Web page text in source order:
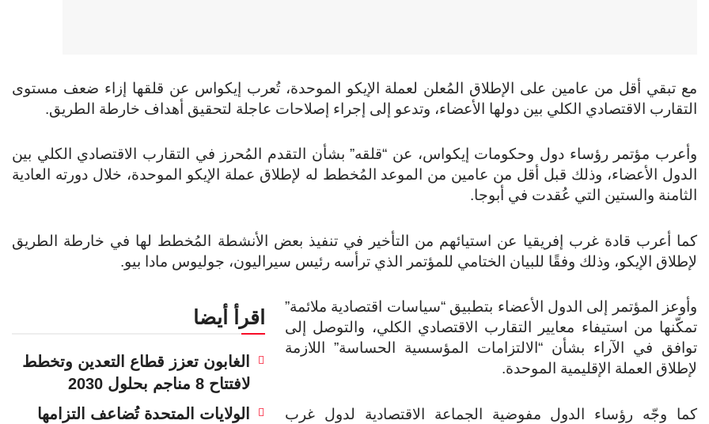
مع تبقي أقل من عامين على الإطلاق المُعلن لعملة الإيكو الموحدة، تُعرب إيكواس عن قلقها إزاء ضعف مستوى
التقارب الاقتصادي الكلي بين دولها الأعضاء، وتدعو إلى إجراء إصلاحات عاجلة لتحقيق أهداف خارطة الطريق.
وأعرب مؤتمر رؤساء دول وحكومات إيكواس، عن “قلقه” بشأن التقدم المُحرز في التقارب الاقتصادي الكلي بين
الدول الأعضاء، وذلك قبل أقل من عامين من الموعد المُخطط له لإطلاق عملة الإيكو الموحدة، خلال دورته العادية
الثامنة والستين التي عُقدت في أبوجا.
كما أعرب قادة غرب إفريقيا عن استيائهم من التأخير في تنفيذ بعض الأنشطة المُخطط لها في خارطة الطريق
لإطلاق الإيكو، وذلك وفقًا للبيان الختامي للمؤتمر الذي ترأسه رئيس سيراليون، جوليوس مادا بيو.
اقرأ أيضا
الغابون تعزز قطاع التعدين وتخطط
لافتتاح 8 مناجم بحلول 2030
الولايات المتحدة تُضاعف التزامها
وأوعز المؤتمر إلى الدول الأعضاء بتطبيق “سياسات اقتصادية ملائمة”
تمكّنها من استيفاء معايير التقارب الاقتصادي الكلي، والتوصل إلى
توافق في الآراء بشأن “الالتزامات المؤسسية الحساسة” اللازمة
لإطلاق العملة الإقليمية الموحدة.
كما وجّه رؤساء الدول مفوضية الجماعة الاقتصادية لدول غرب